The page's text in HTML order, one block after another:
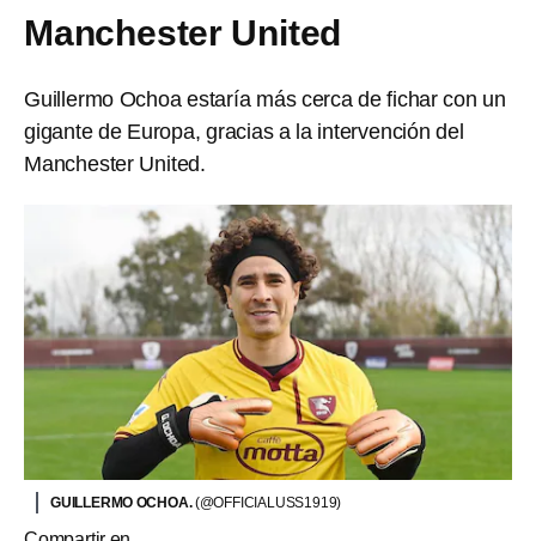
Manchester United
Guillermo Ochoa estaría más cerca de fichar con un
gigante de Europa, gracias a la intervención del
Manchester United.
GUILLERMO OCHOA.(@OFFICIALUSS1919)